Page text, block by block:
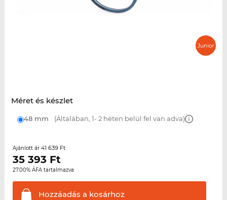
Méret és készlet
48 mm (Általában, 1- 2 héten belül fel van adva)
Ajánlott ár 41 639 Ft
35 393 Ft
27.00% ÁFA tartalmazva
Hozzáadás a kosárhoz